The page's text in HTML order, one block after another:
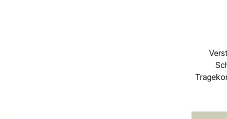
Tragekomfort U-
auf der